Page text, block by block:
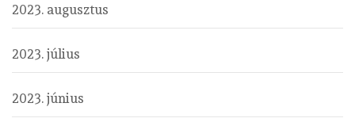
2023. augusztus
2023. július
2023. június